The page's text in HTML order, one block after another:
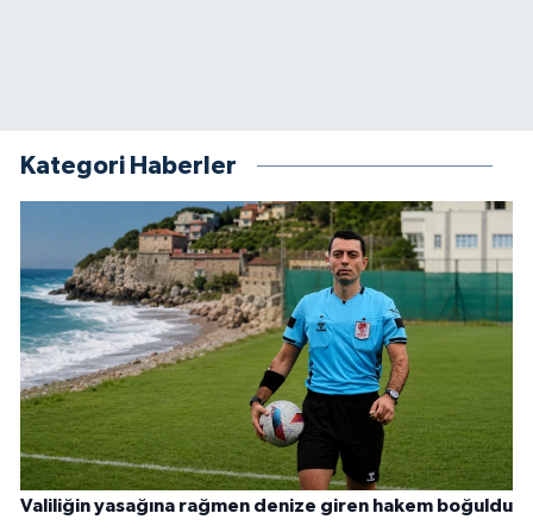
Kategori Haberler
Valiliğin yasağına rağmen denize giren hakem boğuldu